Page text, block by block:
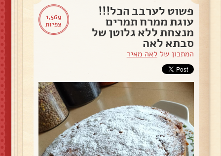
1,569
צפיות
פשוט לערבב הכל!!!
עוגת ממרח תמרים
מנצחת ללא גלוטן של
סבתא לאה
המתכון של לאה מאיר